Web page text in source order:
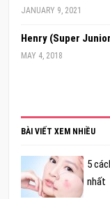
JANUARY 9, 2021
Henry (Super
MAY 4, 2018
BÀI VIẾT XEM NHIỀU
5
nhất